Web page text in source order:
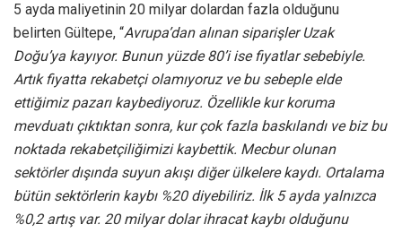
5 ayda maliyetinin 20 milyar dolardan fazla olduğunu
belirten Gültepe, “Avrupa’dan alınan siparişler Uzak
Doğu’ya kayıyor. Bunun yüzde 80’i ise fiyatlar sebebiyle.
Artık fiyatta rekabetçi olamıyoruz ve bu sebeple elde
ettiğimiz pazarı kaybediyoruz. Özellikle kur koruma
mevduatı çıktıktan sonra, kur çok fazla baskılandı ve biz bu
noktada rekabetçiliğimizi kaybettik. Mecbur olunan
sektörler dışında suyun akışı diğer ülkelere kaydı. Ortalama
bütün sektörlerin kaybı %20 diyebiliriz. İlk 5 ayda yalnızca
%0,2 artış var. 20 milyar dolar ihracat kaybı olduğunu